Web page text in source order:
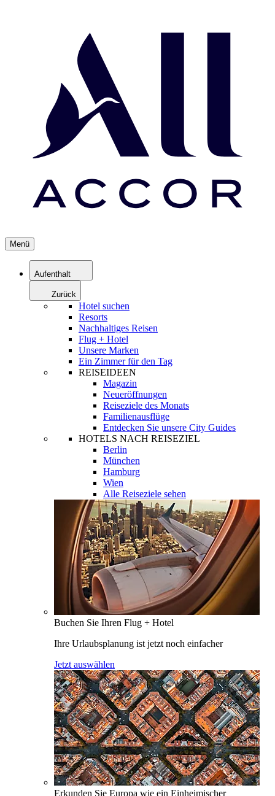
Menü
Aufenthalt
Zurück
Hotel suchen
Resorts
Nachhaltiges Reisen
Flug + Hotel
Unsere Marken
Ein Zimmer für den Tag
REISEIDEEN
Magazin
Neueröffnungen
Reiseziele des Monats
Familienausflüge
Entdecken Sie unsere City Guides
HOTELS NACH REISEZIEL
Berlin
München
Hamburg
Wien
Alle Reiseziele sehen
Buchen Sie Ihren Flug + Hotel
Ihre Urlaubsplanung ist jetzt noch einfacher
Jetzt auswählen
Erkunden Sie Europa wie ein Einheimischer